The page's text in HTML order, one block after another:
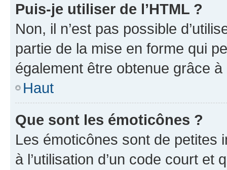
Puis-je utiliser de l’HTML ?
Non, il n’est pas possible
partie de la mise en forme qui
également être obtenue grâce à
Haut
Que sont les émoticônes ?
Les émoticônes sont de petites
à l’utilisation d’un code court et